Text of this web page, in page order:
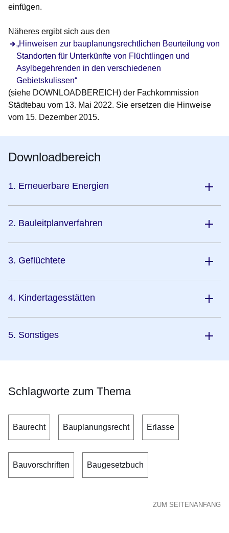
einfügen.
Näheres ergibt sich aus den
„Hinweisen zur bauplanungsrechtlichen Beurteilung von
Standorten für Unterkünfte von Flüchtlingen und
Asylbegehrenden in den verschiedenen
Gebietskulissen“
(siehe DOWNLOADBEREICH) der Fachkommission
Städtebau vom 13. Mai 2022. Sie ersetzen die Hinweise
vom 15. Dezember 2015.
Downloadbereich
1. Erneuerbare Energien
2. Bauleitplanverfahren
3. Geflüchtete
4. Kindertagesstätten
5. Sonstiges
Schlagworte zum Thema
Baurecht Bauplanungsrecht Erlasse
Bauvorschriften Baugesetzbuch
ZUM SEITENANFANG